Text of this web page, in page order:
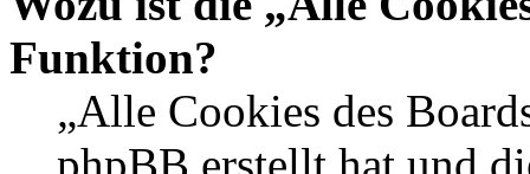
Funktion?
„Alle Cookies des